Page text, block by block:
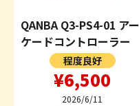
QANBA Q3-PS4-01 アー
ケードコントローラー
程度良好
¥6,500
2026/6/11